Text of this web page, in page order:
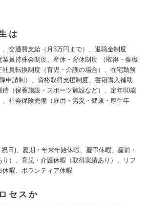
は
交通費支給（月3万円まで）、退職金制度
業員持株会制度、産休・育休制度 （取得・復職
員転換制度（育児・介護の場合）、在宅勤務
申請制）、資格取得支援制度、書籍購入補助
（保養施設・スポーツ施設など）、定年60歳
、社会保険完備（雇用・労災・健康・厚生年
日)、夏期・年末年始休暇、慶弔休暇、産前・
り）、育児・介護休暇（取得実績あり）、リフ
休暇、ボランティア休暇
セスか